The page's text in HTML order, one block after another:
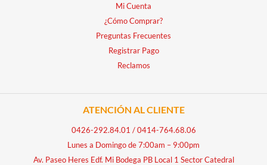
Mi Cuenta
¿Cómo Comprar?
Preguntas Frecuentes
Registrar Pago
Reclamos
ATENCIÓN AL CLIENTE
0426-292.84.01 /0414-764.68.06
Lunes a Domingo de 7:00am – 9:00pm
Av. Paseo Heres Edf. Mi Bodega PB Local 1 Sector Catedral